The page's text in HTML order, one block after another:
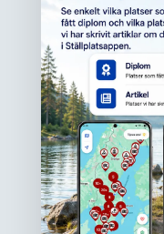
Ojdå!
Den här
inte läsas in